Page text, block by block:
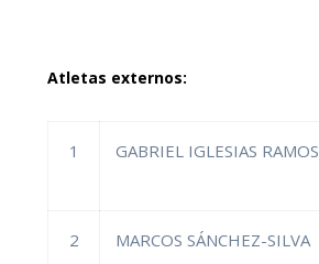
Atletas externos:
1 GABRIEL IGLESIAS RAMOS
2 MARCOS SÁNCHEZ-SILVA